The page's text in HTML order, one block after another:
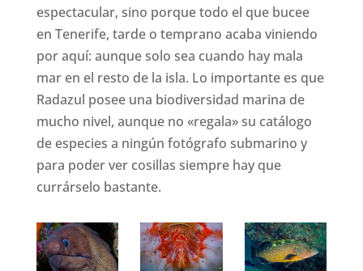
espectacular, sino porque todo el que bucee
en Tenerife, tarde o temprano acaba viniendo
por aquí: aunque solo sea cuando hay mala
mar en el resto de la isla. Lo importante es que
Radazul posee una biodiversidad marina de
mucho nivel, aunque no «regala» su catálogo
de especies a ningún fotógrafo submarino y
para poder ver cosillas siempre hay que
currárselo bastante.